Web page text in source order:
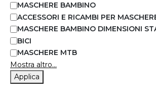
MASCHERE BAMBINO
ACCESSORI E RICAMBI PER
MASCHERE BAMBINO DIMENSIONI
BICI
MASCHERE MTB
Mostra altro...
Applica